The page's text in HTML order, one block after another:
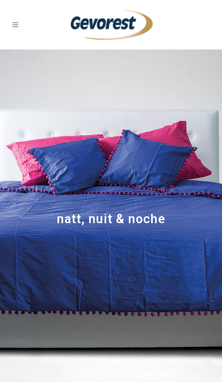
natt, nuit & noche